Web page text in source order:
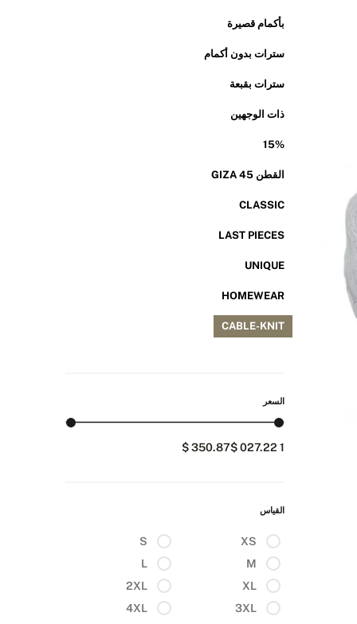
بأكمام قصيرة
سترات بدون أكمام
سترات بقبعة
ذات الوجهين
15%
القطن GIZA 45
CLASSIC
LAST PIECES
UNIQUE
HOMEWEAR
CABLE-KNIT
السعر
350.87 $ 1 027.22 $
القياس
XS
S
M
L
XL
2XL
3XL
4XL